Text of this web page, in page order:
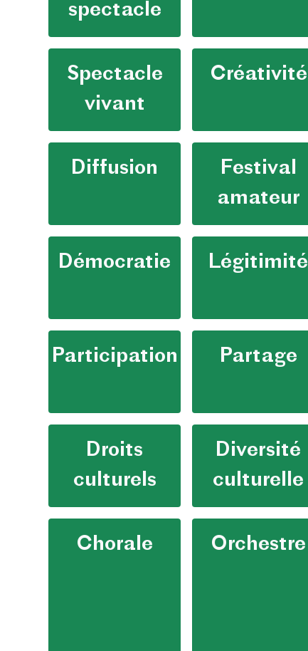
spectacle
Spectacle
vivant
Créativité
Diffusion
Festival
amateur
Démocratie Légitimité
Participation Partage
Droits
culturels
Diversité
culturelle
Chorale Orchestre